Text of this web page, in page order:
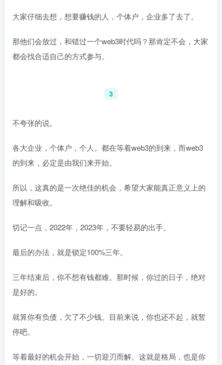
大家仔细去想，想要赚钱的人，个体户，企业多了去了。
那他们会放过，和错过一个web3时代吗？那肯定不会，大家
都会找合适自己的方式参与。
3
不夸张的说。
各大企业，个体户，个人。都在等着web3的到来，而web3
的到来，必定是由我们来开始。
所以，这真的是一次绝佳的机会，希望大家能真正意义上的
理解和吸收。
切记一点，2022年，2023年，不要轻易的出手。
最后的办法，就是锁定100%三年。
三年结束后，你不想有钱都难。那时候，你过的日子，绝对
是好的。
就算你有负债，欠了不少钱。目前来说，你也还不起，就暂
停吧。
等着最好的机会开始，一切迎刃而解。这就是格局，也是你